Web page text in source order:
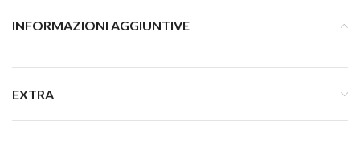
INFORMAZIONI AGGIUNTIVE
EXTRA